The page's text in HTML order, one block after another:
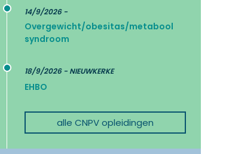
14/9/2026 -
Overgewicht/obesitas/metabool
syndroom
18/9/2026 - NIEUWKERKE
EHBO
alle CNPV opleidingen